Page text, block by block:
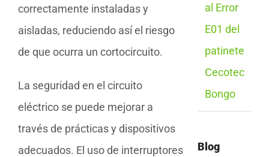
correctamente instaladas y
aisladas, reduciendo así el riesgo
de que ocurra un cortocircuito.
La seguridad en el circuito
eléctrico se puede mejorar a
través de prácticas y dispositivos
adecuados. El uso de interruptores
al Error
E01 del
patinete
Cecotec
Bongo
Blog